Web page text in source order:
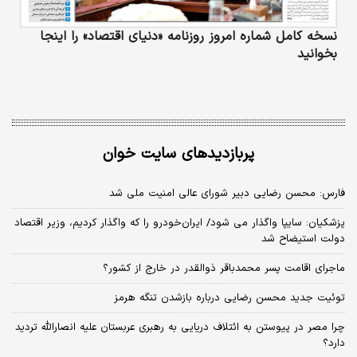
نسخه کامل شماره امروز روزنامه «دنیای‌ اقتصاد» را اینجا
بخوانید
پربازدیدهای سایت خوان
فارس: محسن رضایی دبیر شورای عالی امنیت ملی شد
پزشکیان: سایپا واگذار می شود/ ایران‌خودرو را که واگذار کردیم، وزیر اقتصاد
دولت استیضاح شد
ماجرای اقامت پسر محمدباقر ذوالقدر در خارج از کشور؟
توئیت جدید محسن رضایی درباره بازشدن تنگه هرمز
چرا مصر در پیوستن به ائتلاف دریایی به رهبری عربستان علیه انصارالله تردید
دارد؟